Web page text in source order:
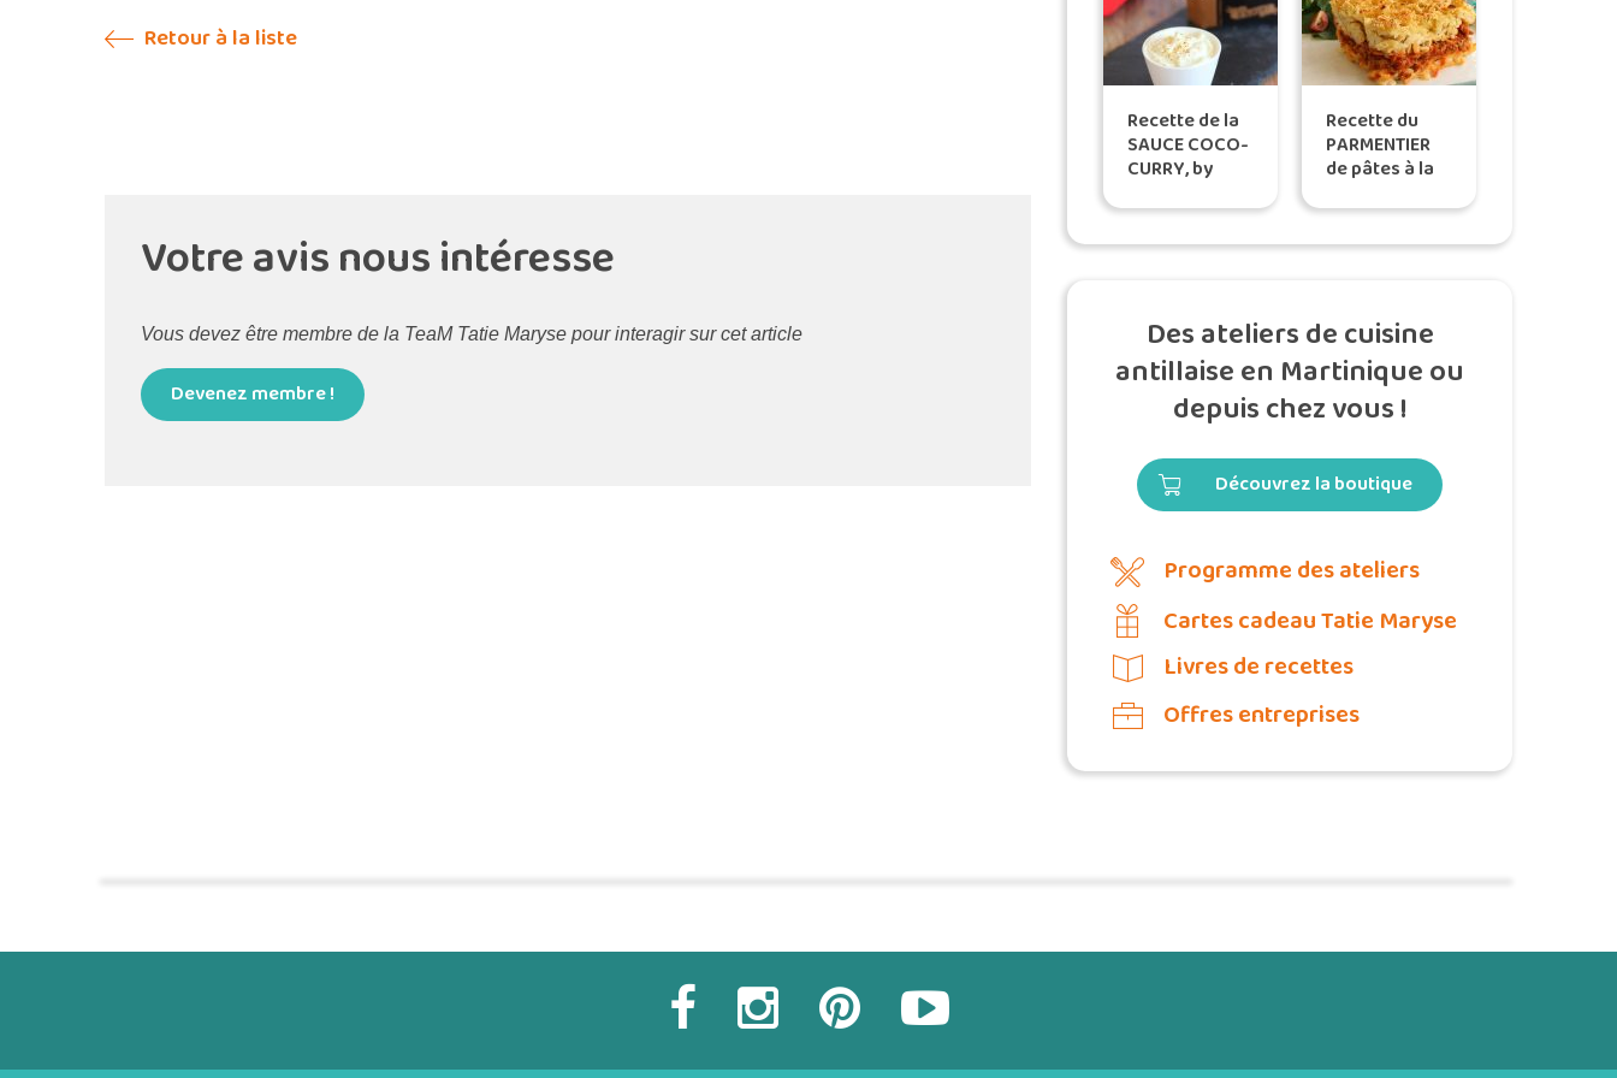
Retour à la liste
Votre avis nous intéresse
Vous devez être membre de la TeaM Tatie Maryse pour interagir sur cet article
Devenez membre !
Recette de la
SAUCE COCO-
CURRY, by
Recette du
PARMENTIER
de pâtes à la
Tatie Maryse
Des ateliers de cuisine
antillaise en Martinique ou
depuis chez vous !
Découvrez la boutique
Programme des ateliers
Cartes cadeau Tatie Maryse
Livres de recettes
Offres entreprises